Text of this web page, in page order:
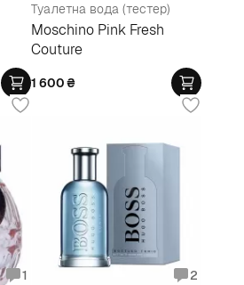
Туалетна вода (тестер)
Moschino Pink Fresh
Couture
1 600₴
1 2